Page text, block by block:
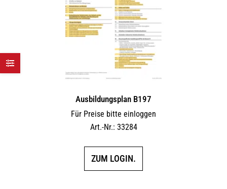
Ausbildungsplan B197
Für Preise bitte einloggen
Art.-Nr.: 33284
ZUM LOGIN.